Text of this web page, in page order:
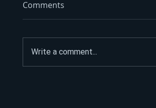
Comments
Write a comment...